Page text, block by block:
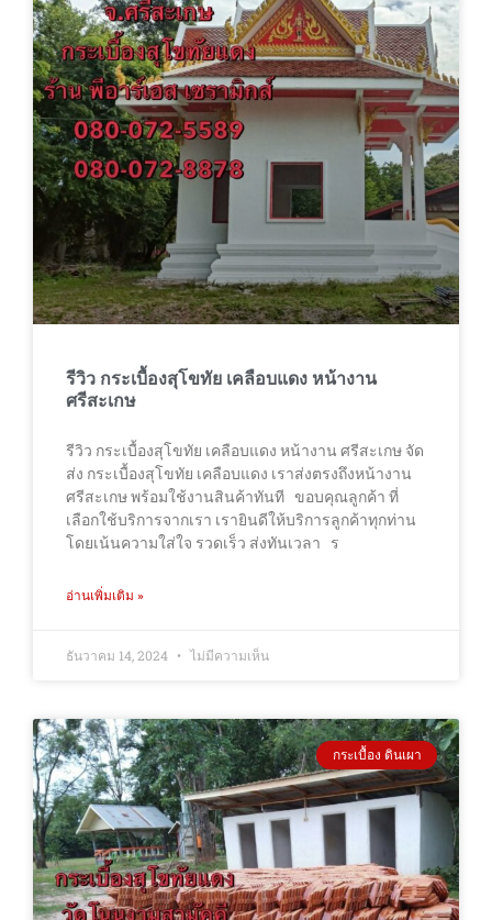
รีวิว กระเบื้องสุโขทัย เคลือบแดง หน้างาน
ศรีสะเกษ
รีวิว กระเบื้องสุโขทัย เคลือบแดง หน้างาน ศรีสะเกษ จัด
ส่ง กระเบื้องสุโขทัย เคลือบแดง เราส่งตรงถึงหน้างาน
ศรีสะเกษ พร้อมใช้งานสินค้าทันที ขอบคุณลูกค้า ที่
เลือกใช้บริการจากเรา เรายินดีให้บริการลูกค้าทุกท่าน
โดยเน้นความใส่ใจ รวดเร็ว ส่งทันเวลา ร
อ่านเพิ่มเติม »
ธันวาคม 14, 2024 ไม่มีความเห็น
กระเบื้อง ดินเผา